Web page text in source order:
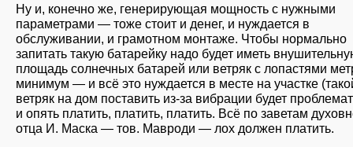
Ну и, конечно же, генерирующая мощность с нужными
параметрами — тоже стоит и денег, и нуждается в
обслуживании, и грамотном монтаже. Чтобы нормально
запитать такую батарейку надо будет иметь
площадь солнечных батарей или ветряк с лопастями
минимум — и всё это нуждается в месте на участке
ветряк на дом поставить из-за вибрации будет
и опять платить, платить, платить. Всё по заветам
отца И. Маска — тов. Мавроди — лох должен платить.